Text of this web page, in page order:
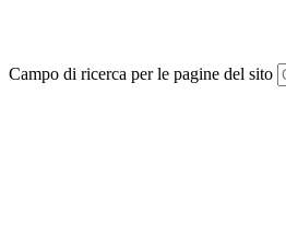
Campo di ricerca per le pagine del sito